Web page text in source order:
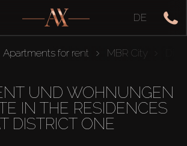
DE
Apartments for rent MBR City
UND WOHNUNGEN
IN THE RESIDENCES
DISTRICT ONE